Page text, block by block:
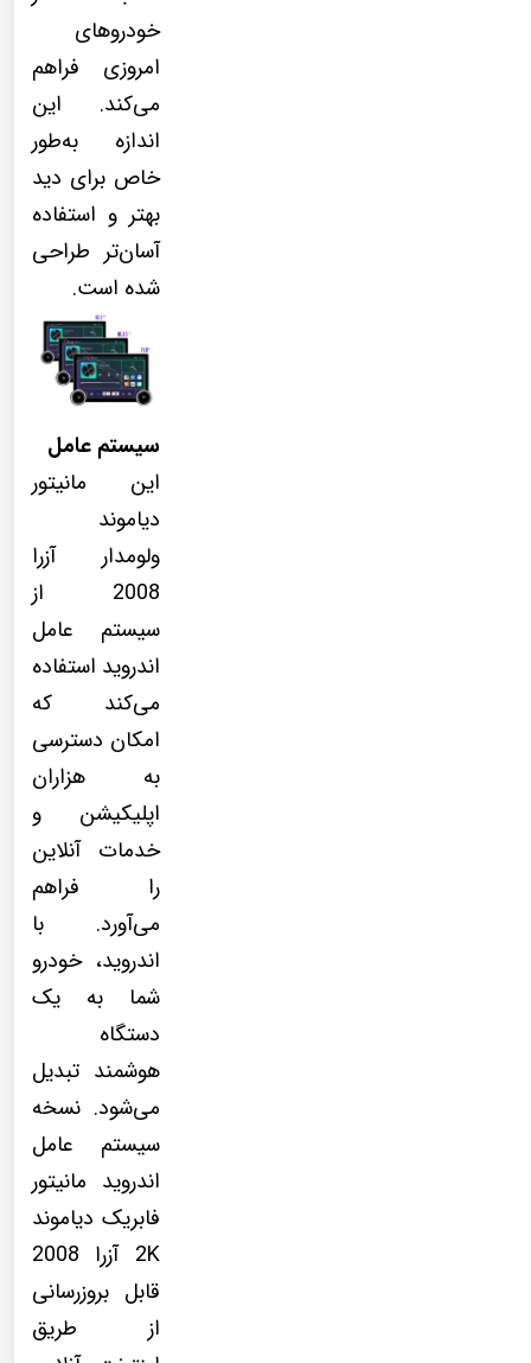
خودروهای
امروزی فراهم
می‌کند. این
اندازه به‌طور
خاص برای دید
بهتر و استفاده
آسان‌تر طراحی
شده است.
سیستم عامل
این مانیتور
دیاموند
ولومدار آزرا
2008 از
سیستم عامل
اندروید استفاده
می‌کند که
امکان دسترسی
به هزاران
اپلیکیشن و
خدمات آنلاین
را فراهم
می‌آورد. با
اندروید، خودرو
شما به یک
دستگاه
هوشمند تبدیل
می‌شود. نسخه
سیستم عامل
اندروید مانیتور
فابریک دیاموند
2K آزرا 2008
قابل بروزرسانی
از طریق